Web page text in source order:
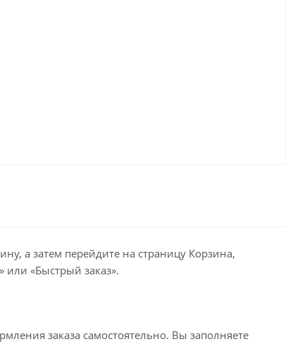
а затем перейдите на страницу Корзина,
или «Быстрый заказ».
заказа самостоятельно. Вы заполняете